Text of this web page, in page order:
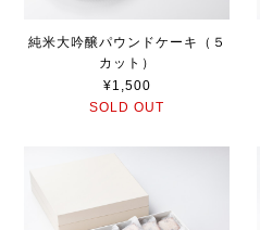
純米大吟醸パウンドケーキ（５
カット）
¥1,500
SOLD OUT